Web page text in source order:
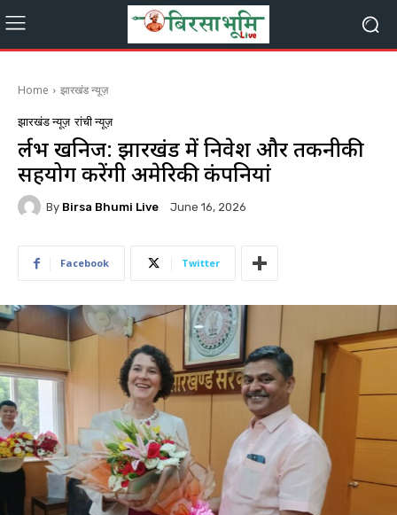
Home झारखंड न्यूज़
झारखंड न्यूज़ रांची न्यूज़
दुर्लभ खनिज: झारखंड में निवेश और तकनीकी
सहयोग करेंगी अमेरिकी कंपनियां
By Birsa Bhumi Live June 16, 2026
Facebook Twitter